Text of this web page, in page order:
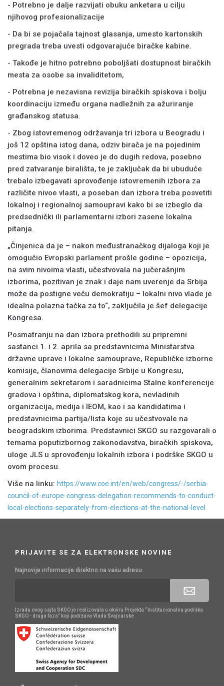
- Potrebno je dalje razvijati obuku anketara u cilju
njihovog profesionalizacije
- Da bi se pojačala tajnost glasanja, umesto kartonskih
pregrada treba uvesti odgovarajuće biračke kabine.
- Takođe je hitno potrebno poboljšati dostupnost biračkih
mesta za osobe sa invaliditetom,
- Potrebna je nezavisna revizija biračkih spiskova i bolju
koordinaciju između organa nadležnih za ažuriranje
građanskog statusa.
- Zbog istovremenog održavanja tri izbora u Beogradu i
još 12 opština istog dana, odziv birača je na pojedinim
mestima bio visok i doveo je do dugih redova, posebno
pred zatvaranje birališta, te je zaključak da bi ubuduće
trebalo izbegavati sprovođenje istovremenih izbora za
različite nivoe vlasti, a poseban dan izbora treba posvetiti
lokalnoj i regionalnoj samoupravi kako bi se izbeglo da
predsednički ili parlamentarni izbori zasene lokalna
pitanja.
„Činjenica da je – nakon međustranačkog dijaloga koji je
omogućio Evropski parlament prošle godine – opozicija,
na svim nivoima vlasti, učestvovala na jučerašnjim
izborima, pozitivan je znak i daje nam uverenje da Srbija
može da postigne veću demokratiju – lokalni nivo vlade je
idealna polazna tačka za to“, zaključila je šef delegacije
Kongresa.
Posmatranju na dan izbora prethodili su pripremni
sastanci 1. i 2. aprila sa predstavnicima Ministarstva
državne uprave i lokalne samouprave, Republičke izborne
komisije, članovima delegacije Srbije u Kongresu,
generalnim sekretarom i saradnicima Stalne konferencije
gradova i opština, diplomatskog kora, nevladinih
organizacija, medija i IEOM, kao i sa kandidatima i
predstavnicima partija/lista koje su učestvovale na
beogradskim izborima. Predstavnici SKGO su razgovarali o
temama poputizbornog zakonodavstva, biračkih spiskova,
uloge JLS u sprovođenju lokalnih izbora i podrške SKGO u
ovom procesu.
Više na linku: https://www.coe.int/en/web/congress/-/serbia-
council-of-europe-congress-delegation-recommends-to-conduct-
local-elections-separately-from-elections-at-the-national-level
PRIJAVITE SE ZA ELEKTRONSKE NOVINE
Najnovije informacije direktno na vašu adresu
Izradu ovog sajta SKGO je realizovala u okviru Projekta “Institucionalna podrška
SKGO - druga faza” koji podržava Vlada Švajcarske